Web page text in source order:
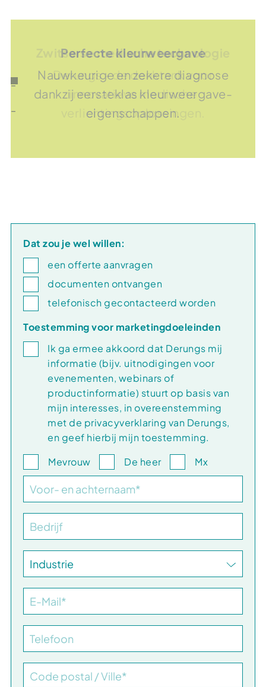
Zwitserse medische technologie
Derungs - de denktank voor
innovatieve medische
verlichtingsoplossingen.
Perfecte kleurweergave
Nauwkeurige en zekere diagnose
dankzij eersteklas kleurweergave-
eigenschappen.
Dat zou je wel willen:
een offerte aanvragen
documenten ontvangen
telefonisch gecontacteerd worden
Toestemming voor marketingdoeleinden
Ik ga ermee akkoord dat Derungs mij
informatie (bijv. uitnodigingen voor
evenementen, webinars of
productinformatie) stuurt op basis van
mijn interesses, in overeenstemming
met de privacyverklaring van Derungs,
en geef hierbij mijn toestemming.
Mevrouw
De heer Mx